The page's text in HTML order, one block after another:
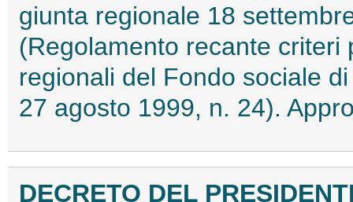
giunta regionale 18
(Regolamento recante
regionali del Fondo sociale
27 agosto 1999, n. 24).
DECRETO DEL